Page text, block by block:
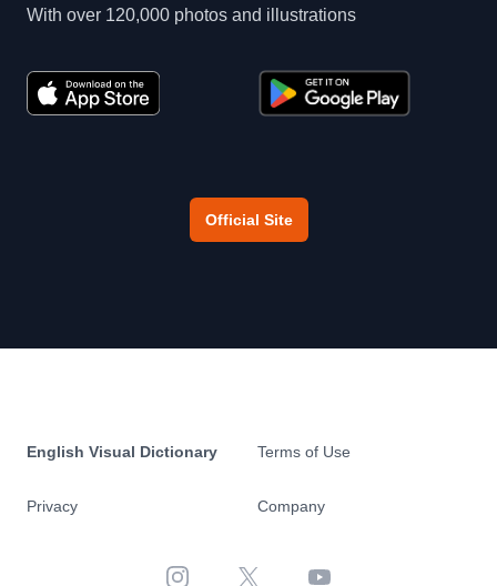
With over 120,000 photos and illustrations
Official Site
English Visual Dictionary
Privacy
Terms of Use
Company
Instagram X YouTube